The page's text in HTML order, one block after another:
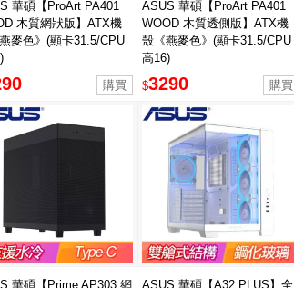
華碩【ProArt PA401
木質網狀版】ATX機
麥色》(顯卡31.5/CPU
ASUS 華碩【ProArt PA401
WOOD 木質透側版】ATX機
殼《燕麥色》(顯卡31.5/CPU
高16)
$3290
華碩【Prime AP303 網
ASUS 華碩【A32 PLUS】全